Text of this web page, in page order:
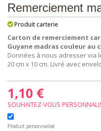
Remerciement
Produit carterie
Carton de remerciement
Guyane madras couleur au
Données à nous adresser via
20 cm x 10 cm. Livré avec
1,10 €
Produit personnalisé